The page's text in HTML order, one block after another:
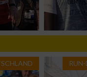
identifizieren